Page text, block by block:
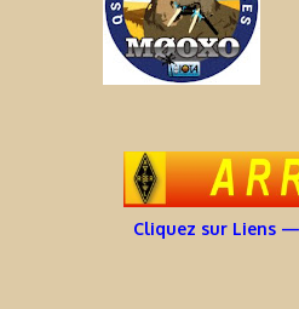
Cliquez sur Liens